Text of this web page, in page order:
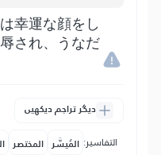
幸運な顔をし
され、うなだ
دیگر تراجم دیکھیں
التفاسير: المُيسَّر المختصر